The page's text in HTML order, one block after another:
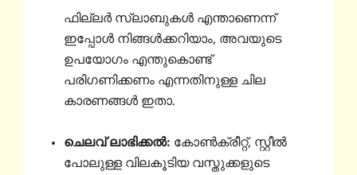
ഫില്ലർ സ്ലാബുകൾ എന്താണെന്ന്
ഇപ്പോൾ നിങ്ങൾക്കറിയാം, അവയുടെ
ഉപയോഗം എന്തുകൊണ്ട്
പരിഗണിക്കണം എന്നതിനുള്ള ചില
കാരണങ്ങൾ ഇതാ.
ചെലവ് ലാഭിക്കൽ: കോൺക്രീറ്റ്, സ്റ്റീൽ
പോലുള്ള വിലകൂടിയ വസ്തുക്കളുടെ